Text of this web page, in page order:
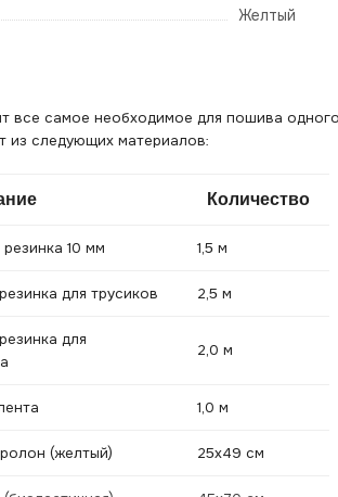
Желтый
все самое необходимое для пошива
из следующих материалов:
Количество
10 мм 1,5 м
для трусиков 2,5 м
для
2,0 м
1,0 м
(желтый) 25х49 см